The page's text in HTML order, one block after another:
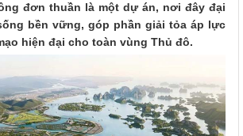
đơn thuần là một dự án, nơi đây đại
bền vững, góp phần giải tỏa áp lực
hiện đại cho toàn vùng Thủ đô.